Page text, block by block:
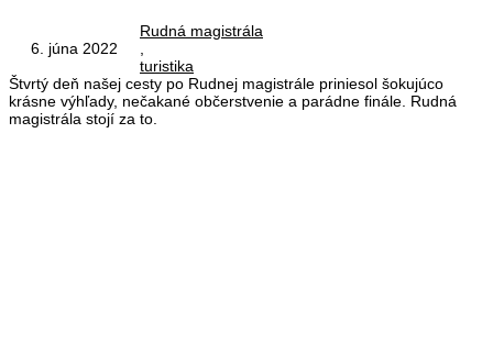
6. júna 2022
Rudná magistrála
turistika
Štvrtý deň našej cesty po Rudnej magistrále priniesol šokujúco
krásne výhľady, nečakané občerstvenie a parádne finále. Rudná
magistrála stojí za to.